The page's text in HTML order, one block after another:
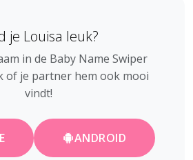
je Louisa leuk?
in de Baby Name Swiper
of je partner hem ook mooi
vindt!
ANDROID